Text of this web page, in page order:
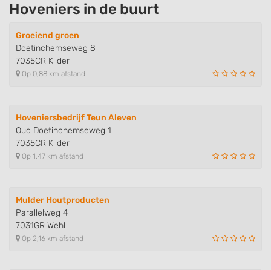
Hoveniers in de buurt
Groeiend groen
Doetinchemseweg 8
7035CR Kilder
Op 0,88 km afstand
Hoveniersbedrijf Teun Aleven
Oud Doetinchemseweg 1
7035CR Kilder
Op 1,47 km afstand
Mulder Houtproducten
Parallelweg 4
7031GR Wehl
Op 2,16 km afstand